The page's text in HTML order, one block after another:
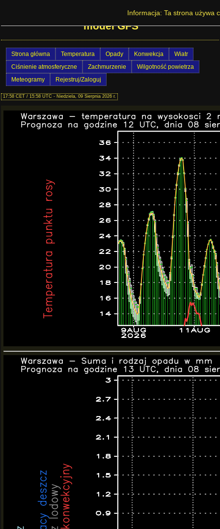
Prognoza pogody w Polsce - Warszawa -
model GFS
Strona główna Temperatura Opady Konwekcja
Wiatr
Ciśnienie atmosferyczne
Zachmurzenie
Wilgotność powietrza
Meteogramy
Rejestruj/Zaloguj
17:58 CET / 15:58 UTC - Niedziela, 09 Sierpnia 2026 r.
Informacja: Ta strona używa